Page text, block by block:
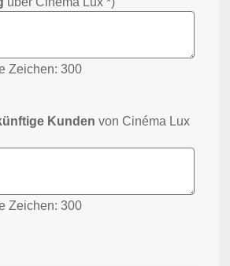
Zeichen: 300
Kunden von Cinéma Lux
Zeichen: 300